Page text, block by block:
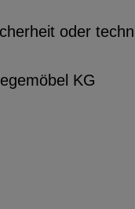
oder
KG